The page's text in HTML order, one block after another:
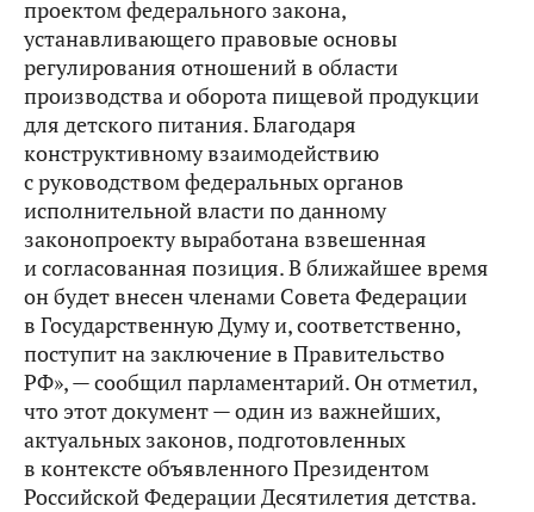
проектом федерального закона,
устанавливающего правовые основы
регулирования отношений в области
производства и оборота пищевой продукции
для детского питания. Благодаря
конструктивному взаимодействию
с руководством федеральных органов
исполнительной власти по данному
законопроекту выработана взвешенная
и согласованная позиция. В ближайшее время
он будет внесен членами Совета Федерации
в Государственную Думу и, соответственно,
поступит на заключение в Правительство
РФ», — сообщил парламентарий. Он отметил,
что этот документ — один из важнейших,
актуальных законов, подготовленных
в контексте объявленного Президентом
Российской Федерации Десятилетия детства.